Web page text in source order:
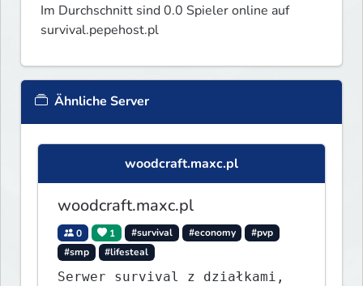
Im Durchschnitt sind 0.0 Spieler online auf
survival.pepehost.pl
Ähnliche Server
woodcraft.maxc.pl
woodcraft.maxc.pl
0 1 #survival #economy
#pvp
#smp
#lifesteal
Serwer survival z działkami,